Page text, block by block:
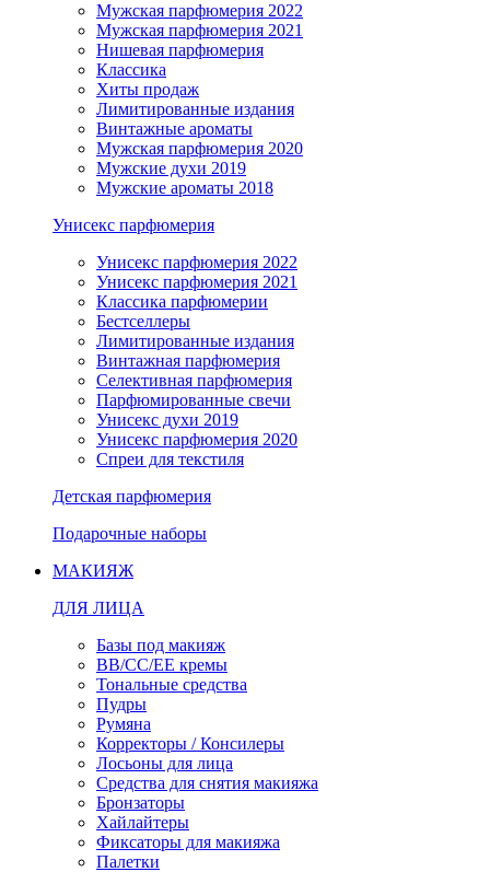
Мужская парфюмерия 2022
Мужская парфюмерия 2021
Нишевая парфюмерия
Классика
Хиты продаж
Лимитированные издания
Винтажные ароматы
Мужская парфюмерия 2020
Мужские духи 2019
Мужские ароматы 2018
Унисекс парфюмерия
Унисекс парфюмерия 2022
Унисекс парфюмерия 2021
Классика парфюмерии
Бестселлеры
Лимитированные издания
Винтажная парфюмерия
Селективная парфюмерия
Парфюмированные свечи
Унисекс духи 2019
Унисекс парфюмерия 2020
Спреи для текстиля
Детская парфюмерия
Подарочные наборы
МАКИЯЖ
ДЛЯ ЛИЦА
Базы под макияж
BB/CC/EE кремы
Тональные средства
Пудры
Румяна
Корректоры / Консилеры
Лосьоны для лица
Средства для снятия макияжа
Бронзаторы
Хайлайтеры
Фиксаторы для макияжа
Палетки